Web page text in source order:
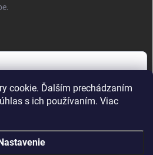
cookie. Ďalším prechádzaním
s ich používaním. Viac
podmienkami ochrany osobných údajov